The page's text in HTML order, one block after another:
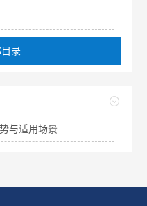
录
与适用场景